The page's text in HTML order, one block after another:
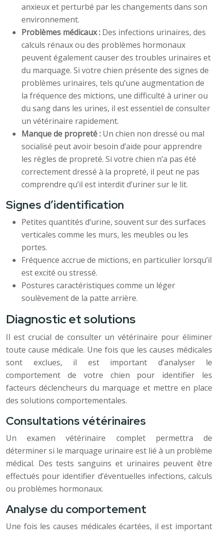
anxieux et perturbé par les changements dans son
environnement.
Problèmes médicaux : Des infections urinaires, des
calculs rénaux ou des problèmes hormonaux
peuvent également causer des troubles urinaires et
du marquage. Si votre chien présente des signes de
problèmes urinaires, tels qu’une augmentation de
la fréquence des mictions, une difficulté à uriner ou
du sang dans les urines, il est essentiel de consulter
un vétérinaire rapidement.
Manque de propreté : Un chien non dressé ou mal
socialisé peut avoir besoin d’aide pour apprendre
les règles de propreté. Si votre chien n’a pas été
correctement dressé à la propreté, il peut ne pas
comprendre qu’il est interdit d’uriner sur le lit.
Signes d’identification
Petites quantités d’urine, souvent sur des surfaces
verticales comme les murs, les meubles ou les
portes.
Fréquence accrue de mictions, en particulier lorsqu’il
est excité ou stressé.
Postures caractéristiques comme un léger
soulèvement de la patte arrière.
Diagnostic et solutions
Il est crucial de consulter un vétérinaire pour éliminer
toute cause médicale. Une fois que les causes médicales
sont exclues, il est important d’analyser le
comportement de votre chien pour identifier les
facteurs déclencheurs du marquage et mettre en place
des solutions comportementales.
Consultations vétérinaires
Un examen vétérinaire complet permettra de
déterminer si le marquage urinaire est lié à un problème
médical. Des tests sanguins et urinaires peuvent être
effectués pour identifier d’éventuelles infections, calculs
ou problèmes hormonaux.
Analyse du comportement
Une fois les causes médicales écartées, il est important